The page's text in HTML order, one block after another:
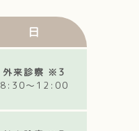
日
外来診察 ※3
8:30～12:00